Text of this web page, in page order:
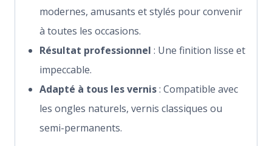
modernes, amusants et stylés pour convenir
à toutes les occasions.
Résultat professionnel : Une finition lisse et
impeccable.
Adapté à tous les vernis: Compatible avec
les ongles naturels, vernis classiques ou
semi-permanents.